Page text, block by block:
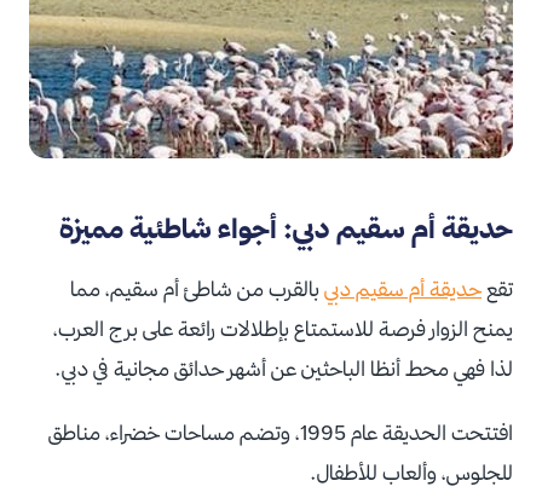
حديقة أم سقيم دبي: أجواء شاطئية مميزة
تقعحديقة أم سقيم دبيبالقرب من شاطئ أم سقيم، مما
يمنح الزوار فرصة للاستمتاع بإطلالات رائعة على برج العرب،
لذا فهي محط أنظا الباحثين عن أشهر حدائق مجانية في دبي.
افتتحت الحديقة عام 1995، وتضم مساحات خضراء، مناطق
للجلوس، وألعاب للأطفال.